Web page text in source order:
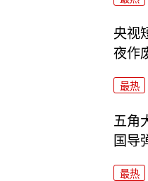
央视
夜作
最热
五角
国导
最热